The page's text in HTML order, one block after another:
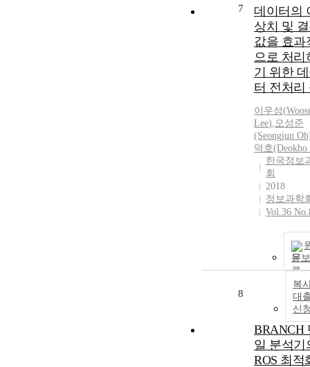
7
데이터의
상치 및
값을 효과
으로 처리
기 위한
터 전처리
이우성(
Lee),오성준
(Seongjun
덕호(Deokho
한국정보
회
2018
정보과학
Vol.36
문
복
대
신
8
BRANCH
일 분석기
ROS 최적